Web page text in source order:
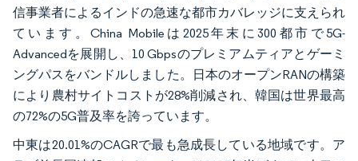
信事業者によるインドの急速な都市カバレッジに支えられ
ています。China Mobileは2025年末に300都市で5G-
Advancedを展開し、10 Gbpsのプレミアムティアとゲーミ
ングパスをバンドルしました。日本のオープンRANの構築
により農村サイトコストが28%削減され、韓国は世界最高
の72%の5G普及率を誇っています。
中東は20.01%のCAGRで最も急成長している地域です。ア